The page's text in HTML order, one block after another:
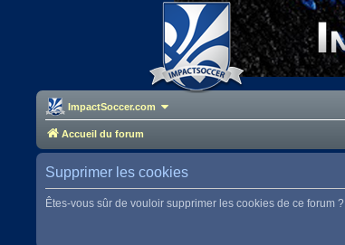
ImpactSoccer.com
Accueil du forum
Supprimer les cookies
Êtes-vous sûr de vouloir supprimer les cookies de ce forum ?